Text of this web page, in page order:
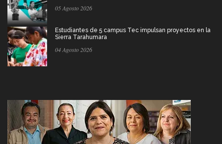
05 Agosto 2026
Estudiantes de 5 campus Tec impulsan proyectos en la
Sierra Tarahumara
04 Agosto 2026